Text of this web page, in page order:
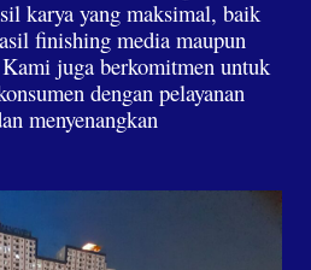
karya yang maksimal, baik
finishing media maupun
juga berkomitmen untuk
dengan pelayanan
menyenangkan